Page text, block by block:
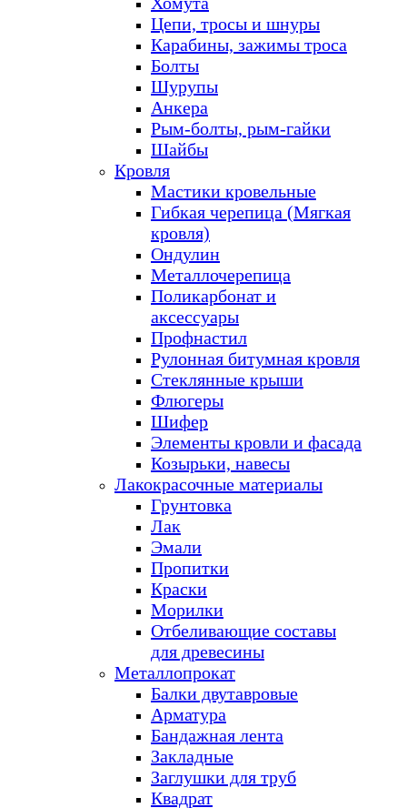
Цепи, тросы и шнуры
Карабины, зажимы троса
Болты
Шурупы
Анкера
Рым-болты, рым-гайки
Шайбы
Кровля
Мастики кровельные
Гибкая черепица (Мягкая
кровля)
Ондулин
Металлочерепица
Поликарбонат и
аксессуары
Профнастил
Рулонная битумная кровля
Стеклянные крыши
Флюгеры
Шифер
Элементы кровли и фасада
Козырьки, навесы
Лакокрасочные материалы
Грунтовка
Лак
Эмали
Пропитки
Краски
Морилки
Отбеливающие составы
для древесины
Металлопрокат
Балки двутавровые
Арматура
Бандажная лента
Закладные
Заглушки для труб
Квадрат